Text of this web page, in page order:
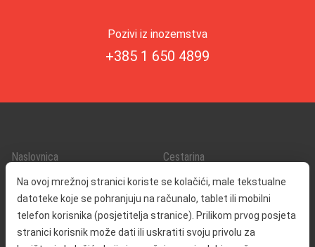
Na ovoj mrežnoj stranici koriste se kolačići, male tekstualne
datoteke koje se pohranjuju na računalo, tablet ili mobilni
telefon korisnika (posjetitelja stranice). Prilikom prvog posjeta
stranici korisnik može dati ili uskratiti svoju privolu za
Pozivi iz inozemstva
+385 1 650 4899
Naslovnica
O nama
Kontakt
Cestarina
Promet i sigurnost
Servisne informacije
Reklamacija